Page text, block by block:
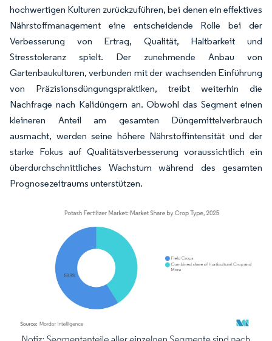
hochwertigen Kulturen zurückzuführen, bei denen ein effektives
Nährstoffmanagement eine entscheidende Rolle bei der
Verbesserung von Ertrag, Qualität, Haltbarkeit und
Stresstoleranz spielt. Der zunehmende Anbau von
Gartenbaukulturen, verbunden mit der wachsenden Einführung
von Präzisionsdüngungspraktiken, treibt weiterhin die
Nachfrage nach Kalidüngern an. Obwohl das Segment einen
kleineren Anteil am gesamten Düngemittelverbrauch
ausmacht, werden seine höhere Nährstoffintensität und der
starke Fokus auf Qualitätsverbesserung voraussichtlich ein
überdurchschnittliches Wachstum während des gesamten
Prognosezeitraums unterstützen.